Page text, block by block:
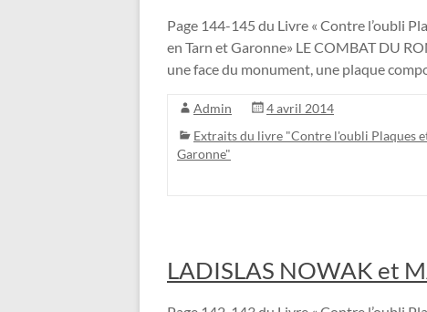
Page 144-145 du Livre « Contre l’oubli
en Tarn et Garonne» LE COMBAT DU
une face du monument, une plaque
Admin
4 avril 2014
Extraits du livre "Contre l'oubli Plaques
Garonne"
LADISLAS NOWAK et